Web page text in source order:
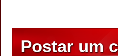
Postar um